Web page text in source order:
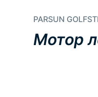
PARSUN
Мотор